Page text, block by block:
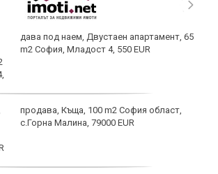
дава под наем, Двустаен апартамент, 65
m2 София, Младост 4, 550 EUR
продава, Къща, 100 m2 София област,
с.Горна Малина, 79000 EUR